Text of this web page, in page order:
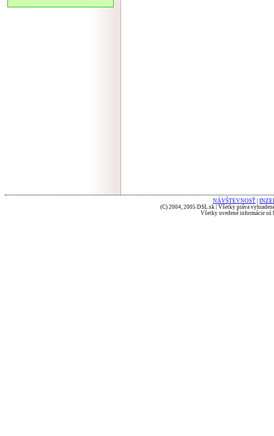
NÁVŠTEVNOSŤ
(C) 2004, 2005 DSL.sk | Všetky práva
Všetky uvedené informácie sú